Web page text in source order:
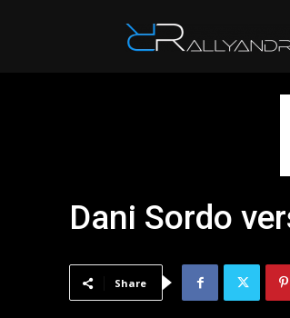
Dani Sordo
Share